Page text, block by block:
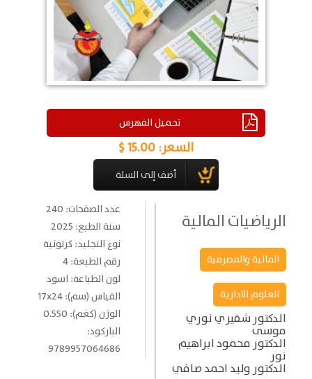
تحميل الفهرس
السعر: 15.00 $
الرياضيات المالية
المالية والمصرفية
العلوم الادارية
الدكتور شقيري نوري
موسى
الدكتور محمود ابراهيم
نور
الدكتور وليد احمد صافي
عدد الصفحات: 240
سنة الطبع: 2025
نوع التجليد: كرتونية
رقم الطبعة: 4
لون الطباعة: اسود
القياس (سم): 17x24
الوزن (كغم): 0.550
الباركود:
9789957064686